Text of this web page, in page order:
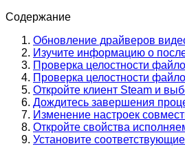
Содержание
Обновление драйверов
Изучите информацию о
Проверка целостности
Проверка целостности
Откройте клиент Steam и
Дождитесь завершения
Изменение настроек
Откройте свойства
Установите